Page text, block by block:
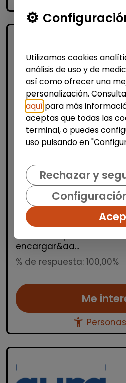
Producción, Industria y Calidad
Operario/a
de mariola)
AURA FACILITY
España(Alicante)
Auracee selecciona un/
carretillero/a con
discapacidad para
de triturado situada en
encargar&aa...
% de respuesta: 100,00%
Me
accessibility_new
Utilizamos cookies
análisis de uso y de
así como ofrecer una
personalización.
aquí para más
aceptas que todas las
terminal, o puedes
uso pulsando en
Rechazar y